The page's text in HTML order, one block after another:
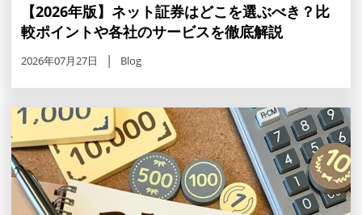
【2026年版】ネット証券はどこを選ぶべき？比
較ポイントや各社のサービスを徹底解説
2026年07月27日 Blog